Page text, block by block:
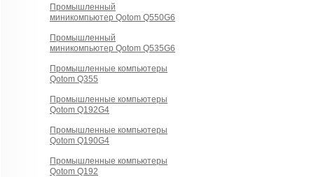
Промышленный
миникомпьютер Qotom Q550G6
Промышленный
миникомпьютер Qotom Q535G6
Промышленные компьютеры
Qotom Q355
Промышленные компьютеры
Qotom Q192G4
Промышленные компьютеры
Qotom Q190G4
Промышленные компьютеры
Qotom Q192